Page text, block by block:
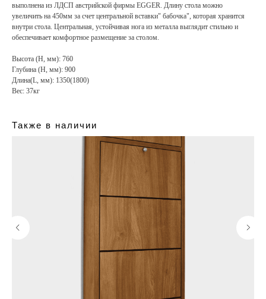
выполнена из ЛДСП австрийской фирмы EGGER. Длину стола можно
увеличить на 450мм за счет центральной вставки" бабочка", которая хранится
внутри стола. Центральная, устойчивая нога из металла выглядит стильно и
обеспечивает комфортное размещение за столом.
Высота (H, мм): 760
Глубина (H, мм): 900
Длина(L, мм): 1350(1800)
Вес: 37кг
Также в наличии